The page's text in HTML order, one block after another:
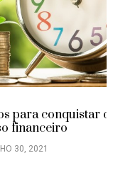
conquistar o